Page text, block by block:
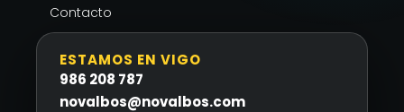
Contacto
ESTAMOS EN VIGO
986 208 787
novalbos@novalbos.com